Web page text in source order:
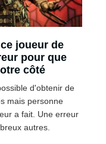
joueur de
pour que
côté
d'obtenir de
mais personne
a fait. Une erreur
autres.